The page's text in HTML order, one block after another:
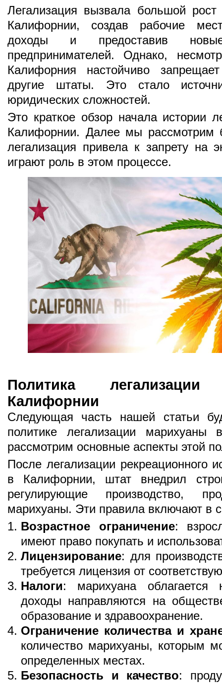
Легализация вызвала большой
Калифорнии, создав рабочие
доходы и предоставив
предпринимателей. Однако,
Калифорния настойчиво
другие штаты. Это стало
юридических сложностей.
Это краткое обзор начала истории
Калифорнии. Далее мы рассмотрим
легализация привела к запрету на
играют роль в этом процессе.
Политика
Калифорнии
Следующая часть нашей статьи
политике легализации
рассмотрим основные аспекты этой
После легализации рекреационного
в Калифорнии, штат внедрил
регулирующие производство,
марихуаны. Эти правила включают в
Возрастное ограничение:
имеют право покупать и
Лицензирование: для
требуется лицензия от
Налоги: марихуана облагается
доходы направляются на
образование и здравоохранение.
Ограничение количества и
количество марихуаны, которым
определенных местах.
Безопасность и качество: